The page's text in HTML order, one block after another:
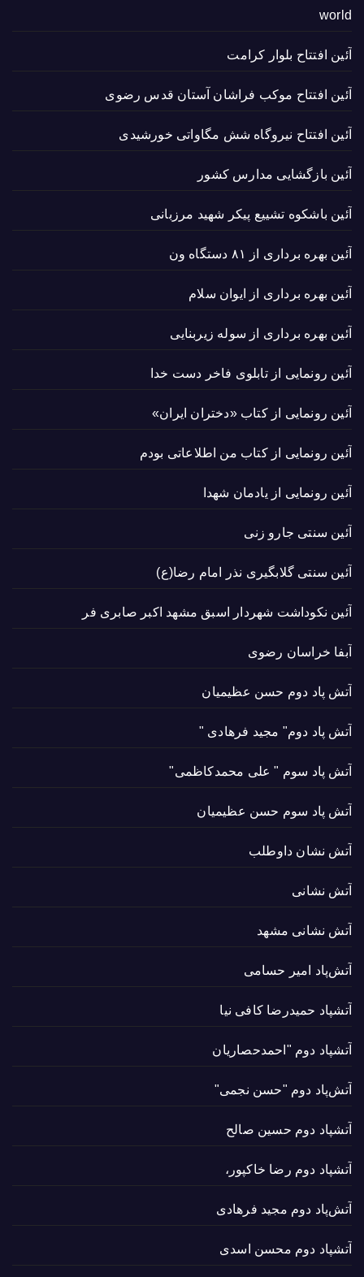
world
آئین افتتاح بلوار کرامت
آئین افتتاح موکب فراشان آستان قدس رضوی
آئین افتتاح نیروگاه شش مگاواتی خورشیدی
آئین بازگشایی مدارس کشور
آئین باشکوه تشییع پیکر شهید مرزبانی
آئین بهره برداری از ۸۱ دستگاه ون
آئین بهره برداری از ایوان سلام
آئین بهره برداری از سوله زیربنایی
آئین رونمایی از تابلوی فاخر دست خدا
آئین رونمایی از کتاب «دختران ایران»
آئین رونمایی از کتاب من اطلاعاتی بودم
آئین رونمایی از یادمان شهدا
آئین سنتی جارو زنی
آئین سنتی گلابگیری نذر امام رضا(ع)
آئین نکوداشت شهردار اسبق مشهد اکبر صابری فر
آبفا خراسان رضوی
آتش پاد دوم حسن عظیمیان
آتش پاد دوم" مجید فرهادی "
آتش پاد سوم " علی محمدکاظمی"
آتش پاد سوم حسن عظیمیان
آتش نشان داوطلب
آتش نشانی
آتش نشانی مشهد
آتش‌پاد امیر حسامی
آتشپاد حميدرضا کافی نیا
آتشپاد دوم "احمدحصاریان
آتش‌پاد دوم "حسن نجمی"
آتشپاد دوم حسین صالح
آتشپاد دوم رضا خاکپور،
آتش‌پاد دوم مجید فرهادی
آتشپاد دوم محسن اسدی